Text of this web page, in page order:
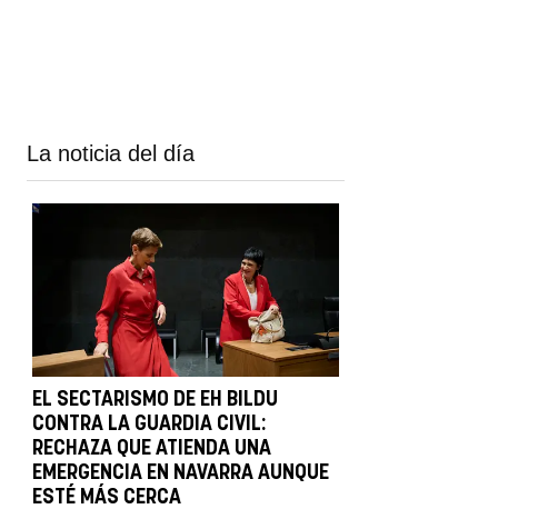
La noticia del día
EL SECTARISMO DE EH BILDU
CONTRA LA GUARDIA CIVIL:
RECHAZA QUE ATIENDA UNA
EMERGENCIA EN NAVARRA AUNQUE
ESTÉ MÁS CERCA